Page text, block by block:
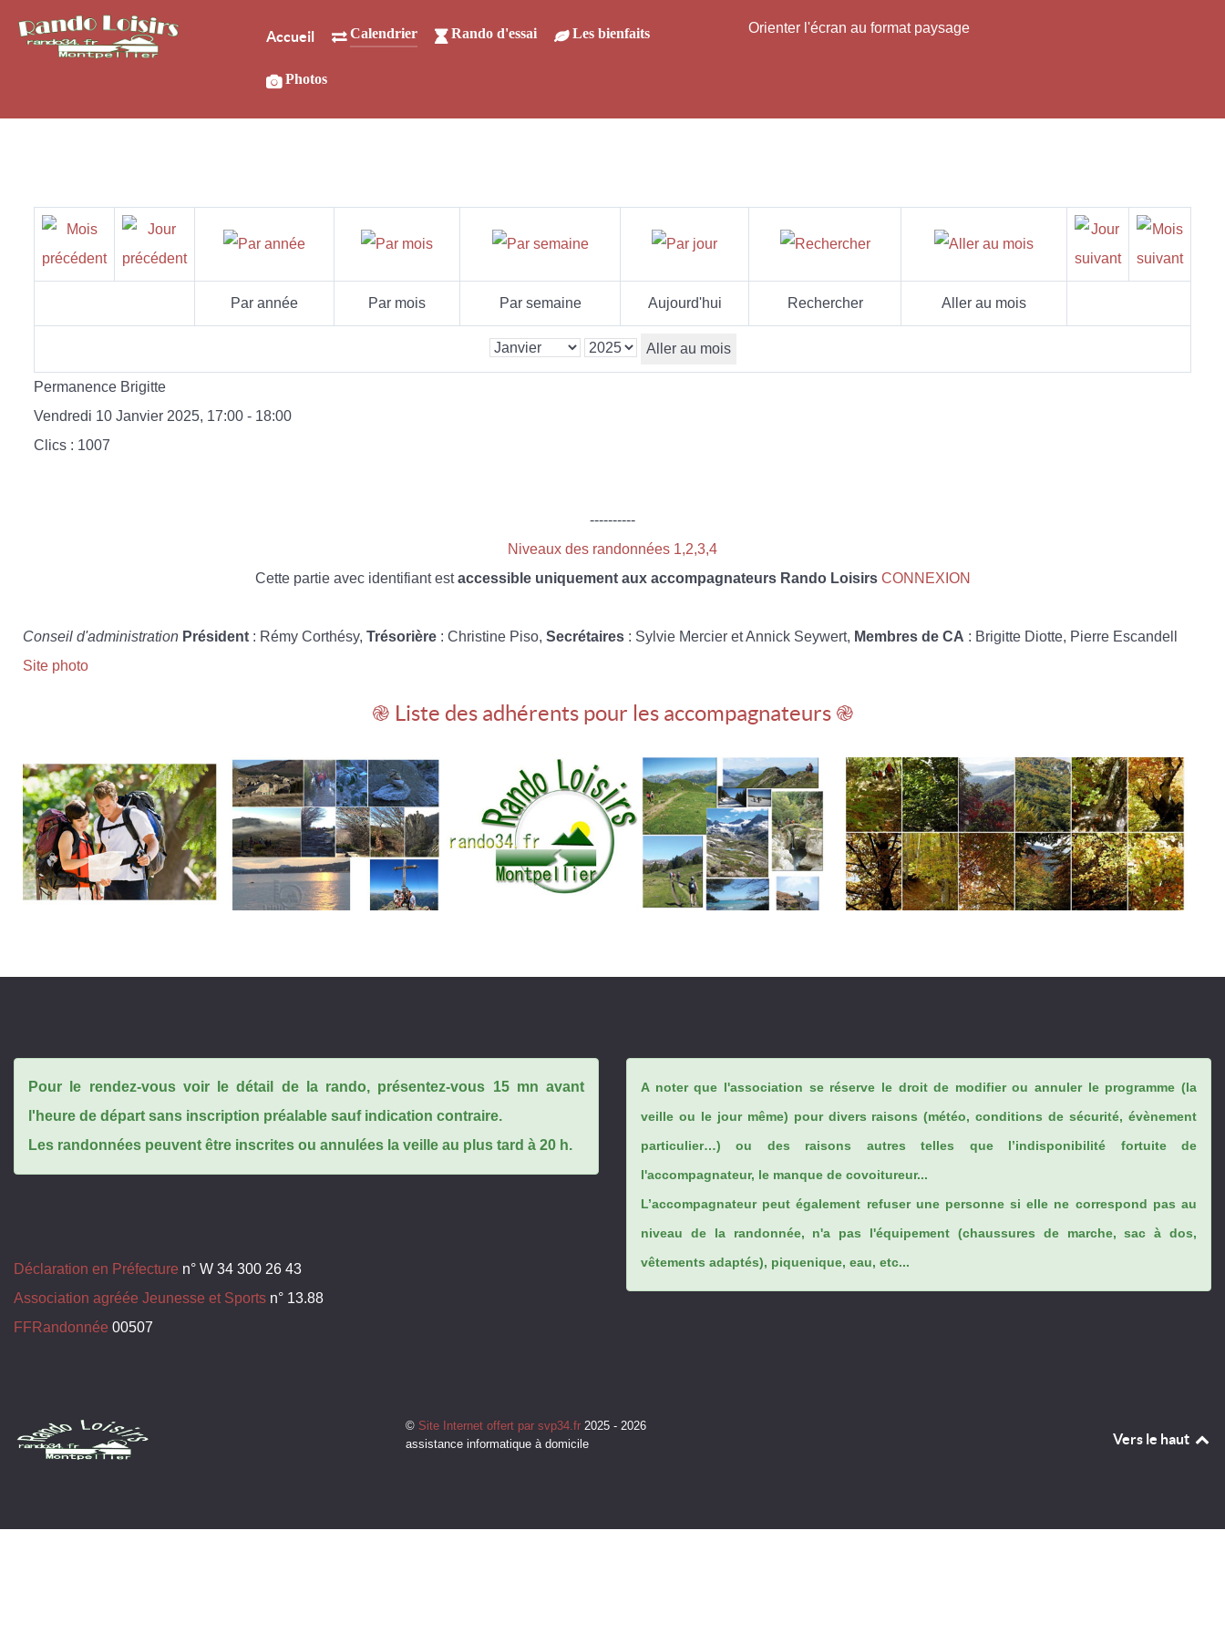
Accueil Calendrier Rando d'essai Les bienfaits
Photos
Orienter l'écran au format paysage
Par année Par mois Par semaine Aujourd'hui Rechercher Aller au mois
Aller au mois
Permanence Brigitte
Vendredi 10 Janvier 2025, 17:00 - 18:00
Clics : 1007
----------
Niveaux des randonnées 1,2,3,4
Cette partie avec identifiant estaccessible uniquement aux accompagnateurs Rando Loisirs CONNEXION
Conseil d'administration Président : Rémy Corthésy, Trésorière : Christine Piso, Secrétaires : Sylvie Mercier et Annick Seywert, Membres de CA : Brigitte Diotte, Pierre Escandell
Site photo
֎ Liste des adhérents pour les accompagnateurs ֎
Pour le rendez-vous voir le détail de la rando, présentez-vous 15 mn avant
l'heure de départ sans inscription préalable sauf indication contraire.
Les randonnées peuvent être inscrites ou annulées la veille au plus tard à 20 h.
Déclaration en Préfecture n° W 34 300 26 43
Association agréée Jeunesse et Sports n° 13.88
FFRandonnée 00507
A noter que l'association se réserve le droit de modifier ou annuler le programme (la
veille ou le jour même) pour divers raisons (météo, conditions de sécurité, évènement
particulier…) ou des raisons autres telles que l’indisponibilité fortuite de
l'accompagnateur, le manque de covoitureur...
L’accompagnateur peut également refuser une personne si elle ne correspond pas au
niveau de la randonnée, n'a pas l'équipement (chaussures de marche, sac à dos,
vêtements adaptés), piquenique, eau, etc...
© Site Internet offert par svp34.fr2025 - 2026
assistance informatique à domicile
Vers le haut